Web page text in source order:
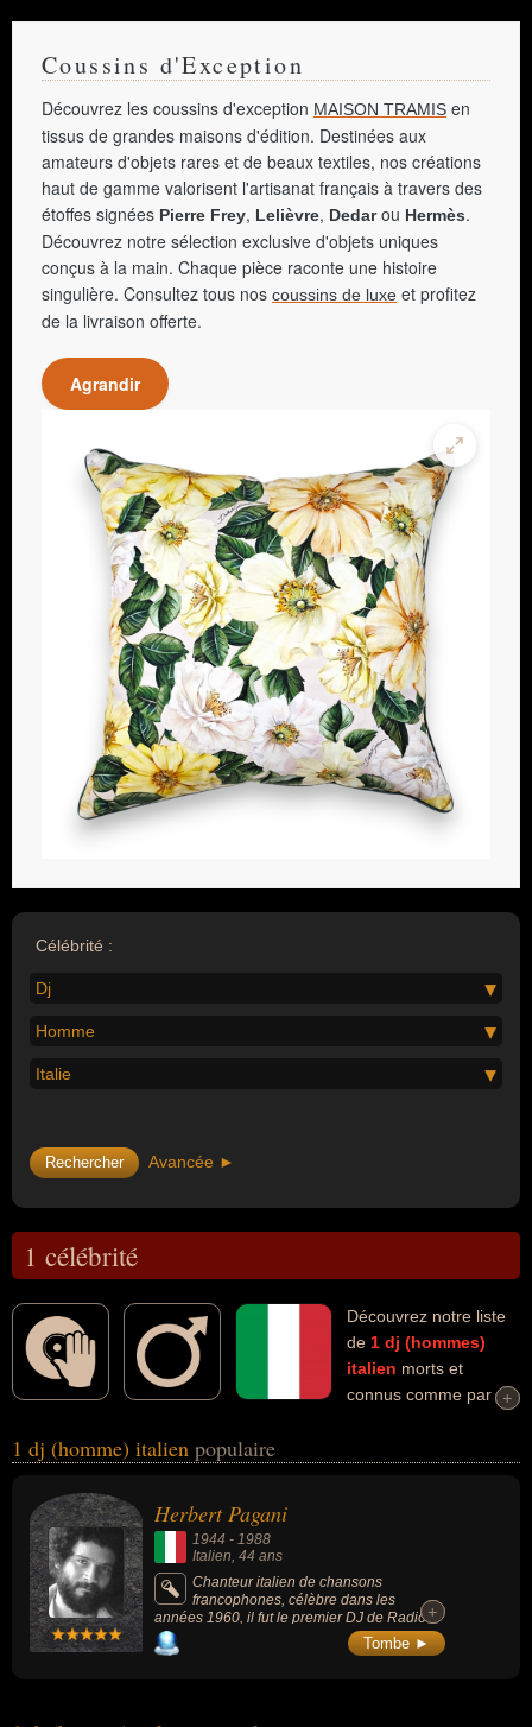
Coussins d'Exception
Découvrez les coussins d'exception MAISON TRAMIS en
tissus de grandes maisons d'édition. Destinées aux
amateurs d'objets rares et de beaux textiles, nos créations
haut de gamme valorisent l'artisanat français à travers des
étoffes signées Pierre Frey, Lelièvre, Dedarou Hermès.
Découvrez notre sélection exclusive d'objets uniques
conçus à la main. Chaque pièce raconte une histoire
singulière. Consultez tous nos coussins de luxe et profitez
de la livraison offerte.
Agrandir
Célébrité :
Dj
Homme
Italie
Avancée ►
1 célébrité
Découvrez notre liste
de 1 dj (hommes)
italien morts et
connus comme par
peuvent avoir des liens variés dans les domaines de l'art, de la
Ces célébrités peuvent également avoir été artiste, chanteur,
chanteur de variétés, compositeur, compositeur de variétés,
musicien, peintre ou sculpteur.
+
+
1 dj (homme) italien populaire
Herbert Pagani
1944 - 1988
Italien, 44 ans
Chanteur italien de chansons
francophones, célèbre dans les
années 1960, il fut le premier DJ de Radio
Monte Carlo.
+
+
Tombe ►